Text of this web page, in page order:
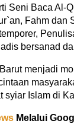
Seni Baca Al-
Fahm dan
bersanad
menjadi
syiar Islam di
Melalui